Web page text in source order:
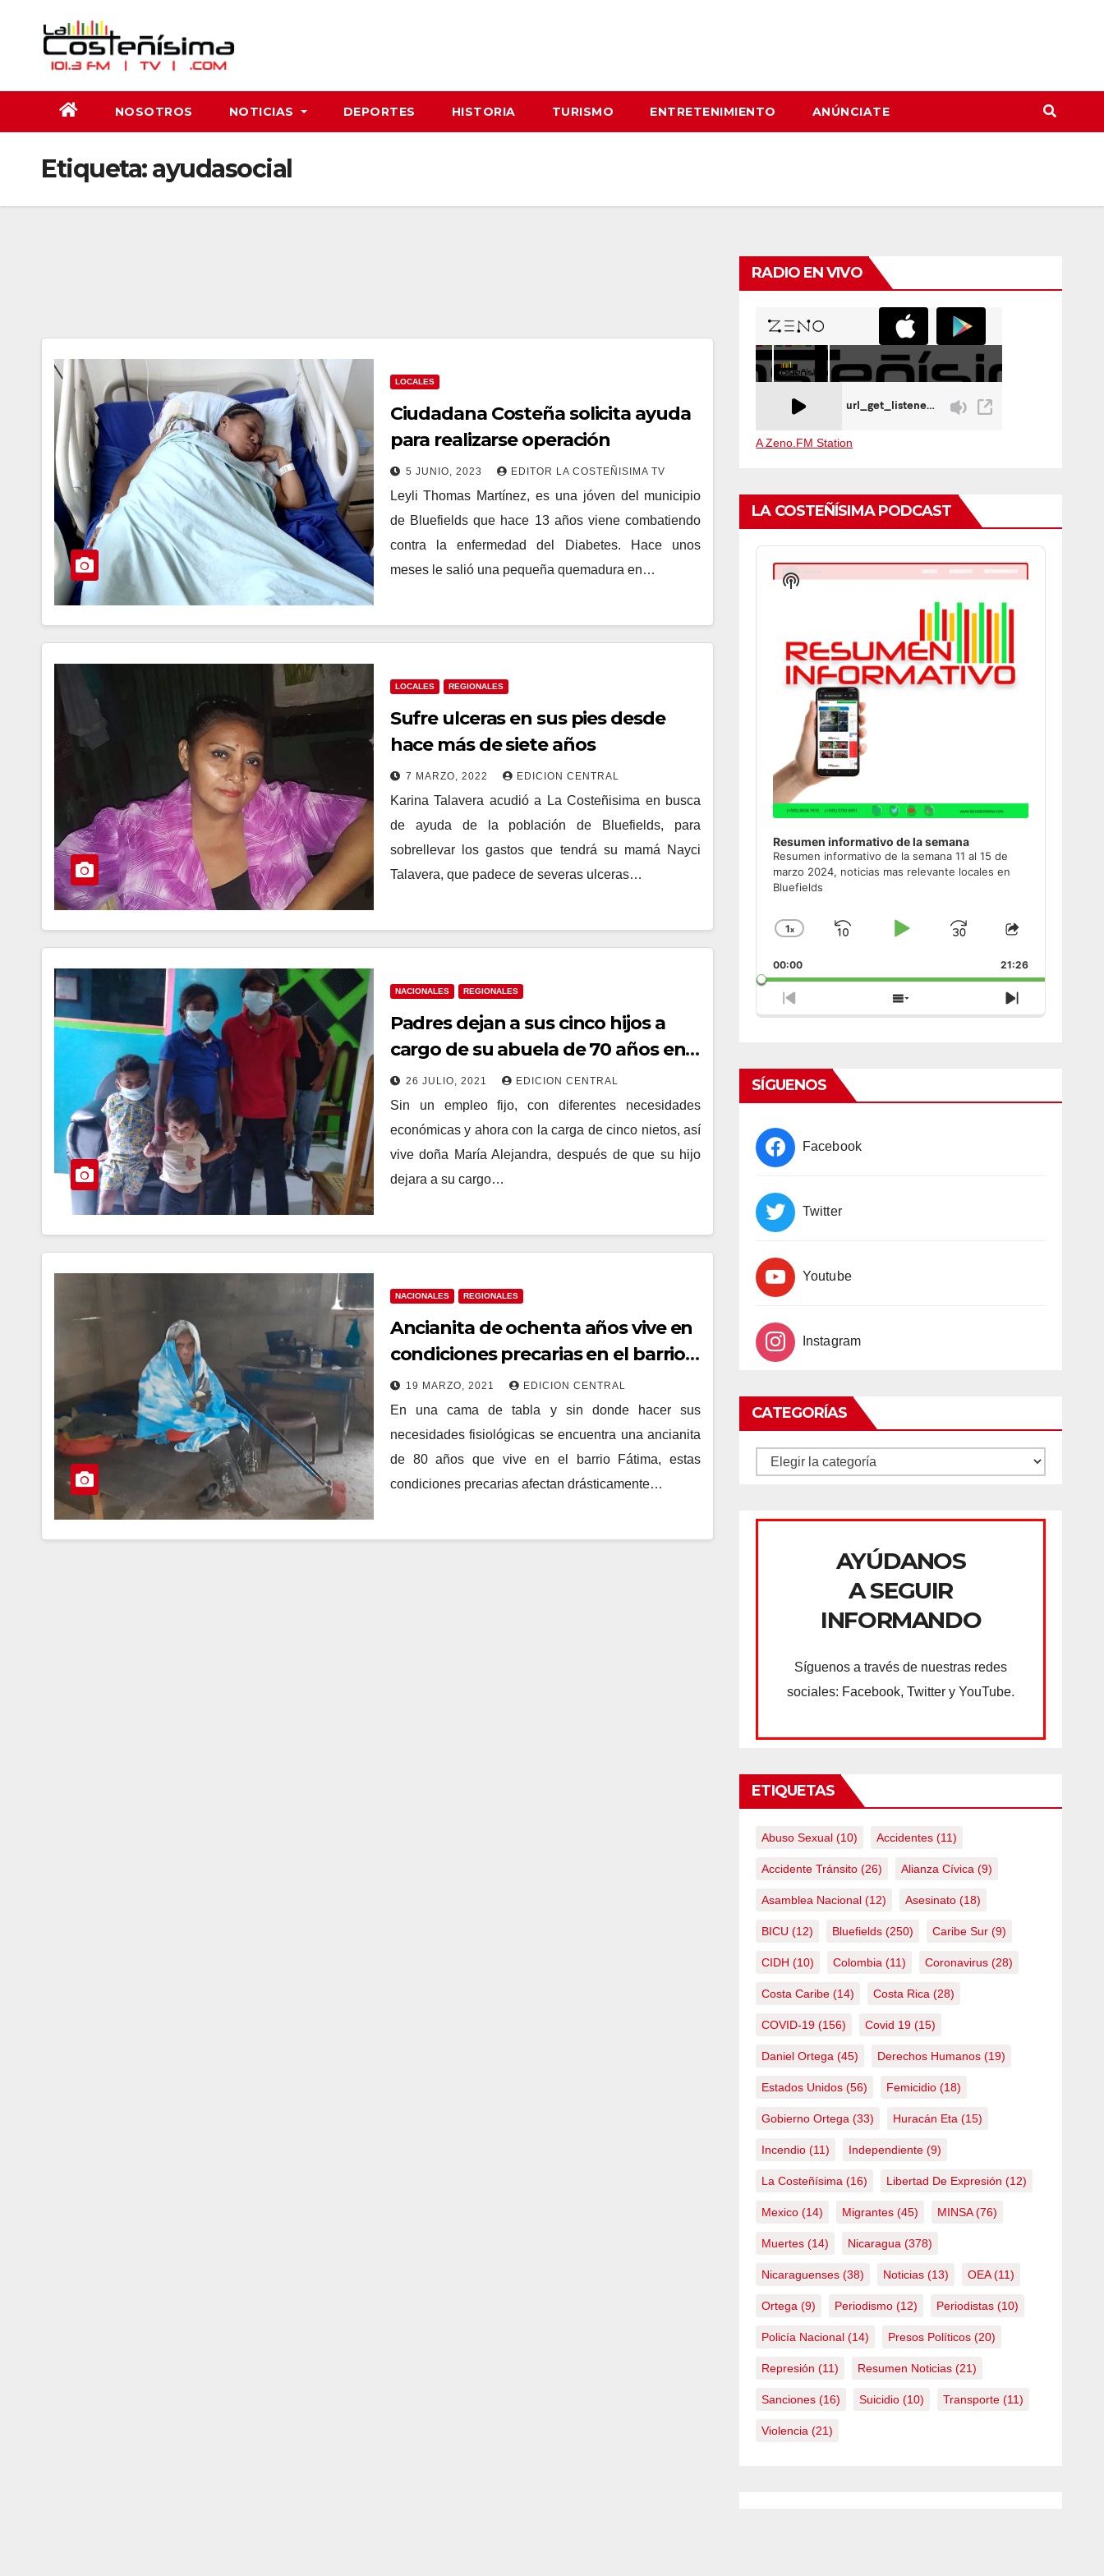
contenido
NOSOTROS NOTICIAS DEPORTES HISTORIA TURISMO ENTRETENIMIENTO ANÚNCIATE
Etiqueta:ayudasocial
LOCALES
Ciudadana Costeña solicita ayuda
para realizarse operación
5 JUNIO, 2023 EDITOR LA COSTEÑISIMA TV
Leyli Thomas Martínez, es una jóven del municipio
de Bluefields que hace 13 años viene combatiendo
contra la enfermedad del Diabetes. Hace unos
meses le salió una pequeña quemadura en…
LOCALES REGIONALES
Sufre ulceras en sus pies desde
hace más de siete años
7 MARZO, 2022 EDICION CENTRAL
Karina Talavera acudió a La Costeñisima en busca
de ayuda de la población de Bluefields, para
sobrellevar los gastos que tendrá su mamá Nayci
Talavera, que padece de severas ulceras…
NACIONALES REGIONALES
Padres dejan a sus cinco hijos a
cargo de su abuela de 70 años en
Bluefields
26 JULIO, 2021 EDICION CENTRAL
Sin un empleo fijo, con diferentes necesidades
económicas y ahora con la carga de cinco nietos, así
vive doña María Alejandra, después de que su hijo
dejara a su cargo…
NACIONALES REGIONALES
Ancianita de ochenta años vive en
condiciones precarias en el barrio
Fátima.
19 MARZO, 2021 EDICION CENTRAL
En una cama de tabla y sin donde hacer sus
necesidades fisiológicas se encuentra una ancianita
de 80 años que vive en el barrio Fátima, estas
condiciones precarias afectan drásticamente…
RADIO EN VIVO
A Zeno.FM Station
LA COSTEÑÍSIMA PODCAST
Audio
Player
Resumen informativo de la semana
Resumen informativo de la semana 11 al 15 de
marzo 2024, noticias mas relevante locales en
Bluefields
Change
Rate
1x
Skip
Play
Jump
Forward
Share
Episode
00:00 21:26
Previous
Episode
Show
Episodes
Next
Episode
Show
SÍGUENOS
Facebook
Twitter
Youtube
Instagram
CATEGORÍAS
CATEGORÍAS
AYÚDANOS
A SEGUIR
INFORMANDO
Síguenos a través de nuestras redes
sociales: Facebook, Twitter y YouTube.
ETIQUETAS
Abuso Sexual (10) Accidentes (11)
Accidente Tránsito (26) Alianza Cívica (9)
Asamblea Nacional (12) Asesinato (18)
BICU (12) Bluefields (250) Caribe Sur (9)
CIDH (10) Colombia (11) Coronavirus (28)
Costa Caribe (14) Costa Rica (28)
COVID-19 (156) Covid 19 (15)
Daniel Ortega (45) Derechos Humanos (19)
Estados Unidos (56) Femicidio (18)
Gobierno Ortega (33) Huracán Eta (15)
Incendio (11) Independiente (9)
La Costeñísima (16) Libertad De Expresión (12)
Mexico (14) Migrantes (45) MINSA(76)
Muertes (14) Nicaragua (378)
Nicaraguenses (38) Noticias (13) OEA(11)
Ortega (9) Periodismo (12) Periodistas (10)
Policía Nacional (14) Presos Políticos (20)
Represión (11) Resumen Noticias (21)
Sanciones (16) Suicidio (10) Transporte (11)
Violencia (21)